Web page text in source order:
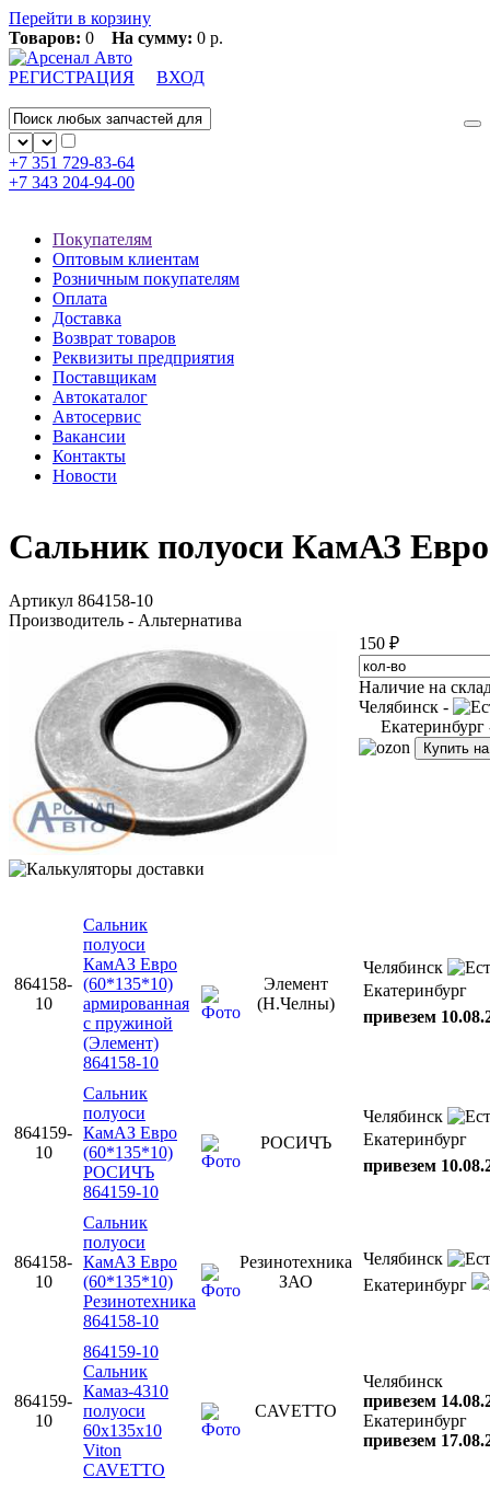
Перейти в корзину
Товаров: 0 На сумму: 0 р.
РЕГИСТРАЦИЯ ВХОД
+7 351 729-83-64
+7 343 204-94-00
Покупателям
Оптовым клиентам
Розничным покупателям
Оплата
Доставка
Возврат товаров
Реквизиты предприятия
Поставщикам
Автокаталог
Автосервис
Вакансии
Контакты
Новости
Сальник полуоси КамАЗ Евро
Артикул 864158-10
Производитель - Альтернатива
150 ₽
Наличие на
Челябинск -
Купить
864158-
10
Сальник
полуоси
КамАЗ Евро
(60*135*10)
армированная
с пружиной
(Элемент)
864158-10
Элемент
(Н.Челны)
Челябинск
Екатеринбург
привезем
864159-
10
Сальник
полуоси
КамАЗ Евро
(60*135*10)
РОСИЧЪ
864159-10
РОСИЧЪ
Челябинск
Екатеринбург
привезем
864158-
10
Сальник
полуоси
КамАЗ Евро
(60*135*10)
Резинотехника
864158-10
Резинотехника
ЗАО
Челябинск
Екатеринбург
864159-
10
864159-10
Сальник
Камаз-4310
полуоси
60х135х10
Viton
CAVETTO
CAVETTO
Челябинск
привезем
Екатеринбург
привезем